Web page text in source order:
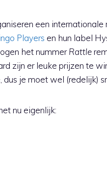
een
Players en hun label
het nummerRattle
zijn er leuke prijzen te
dus je moet wel (redelijk)
nu eigenlijk: